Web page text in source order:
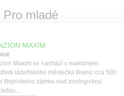
Pro mladé
MAXIM
Maxim se nachází v malebném
lázeňského městečka Bojnic cca 500
Bojnického zámku nad zoologickou